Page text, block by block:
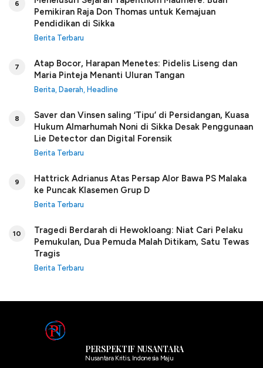
6
Pemikiran Raja Don Thomas untuk Kemajuan
Pendidikan di Sikka
Berita Terbaru
7
Atap Bocor, Harapan Menetes: Pidelis Liseng dan
Maria Pinteja Menanti Uluran Tangan
Berita, Daerah, Headline
8
Saver dan Vinsen saling ‘Tipu’ di Persidangan, Kuasa
Hukum Almarhumah Noni di Sikka Desak Penggunaan
Lie Detector dan Digital Forensik
Berita Terbaru
9
Hattrick Adrianus Atas Persap Alor Bawa PS Malaka
ke Puncak Klasemen Grup D
Berita Terbaru
10
Tragedi Berdarah di Hewokloang: Niat Cari Pelaku
Pemukulan, Dua Pemuda Malah Ditikam, Satu Tewas
Tragis
Berita Terbaru
PERSPEKTIF NUSANTARA
Nusantara Kritis, Indonesia Maju